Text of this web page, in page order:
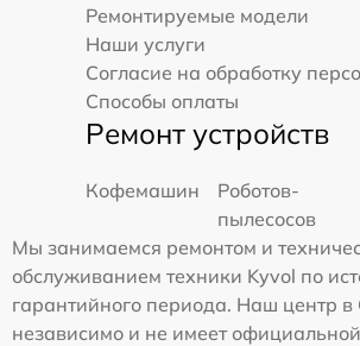
Ремонтируемые модели
Наши услуги
Согласие на обработку
Способы оплаты
Ремонт устройств
Кофемашин
Роботов-
пылесосов
Мы занимаемся ремонтом и
обслуживанием техники Kyvol по
гарантийного периода. Наш центр
независимо и не имеет